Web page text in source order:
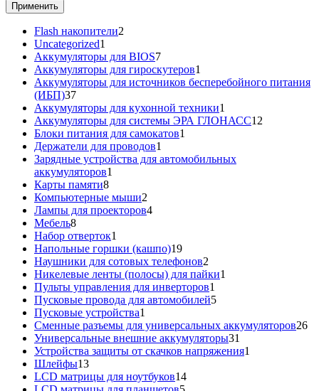
Применить
Flash накопители2
Uncategorized1
товар
Аккумуляторы для BIOS77
товаров
Аккумуляторы для гироскутеров1
товар
Аккумуляторы для источников бесперебойного питания
(ИБП)3737
товаров
Аккумуляторы для кухонной техники1
товар
Аккумуляторы для системы ЭРА ГЛОНАСС12
Блоки питания для самокатов1
Держатели для проводов1
товар
Зарядные устройства для автомобильных
аккумуляторов1
Карты памяти88
товаров
Компьютерные мыши2
товара
Лампы для проекторов44
Мебель88
товаров
Набор отверток1
товар
Напольные горшки (кашпо)1919
товаров
Наушники для сотовых телефонов2
товара
Никелевые ленты (полосы) для пайки1
Пульты управления для инверторов1
товар
Пусковые провода для автомобилей55
Пусковые устройства1
товар
Сменные разъемы для универсальных аккумуляторов2626
Универсальные внешние аккумуляторы31
товар
Устройства защиты от скачков напряжения1
Шлейфы1313
товаров
LCD матрицы для ноутбуков1414